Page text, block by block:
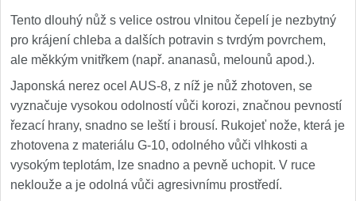
Nože s pevnou čepelí
Outdoorové
Speciální nože
Vrhací nože
Tento dlouhý nůž s velice ostrou vlnitou čepelí je nezbytný
pro krájení chleba a dalších potravin s tvrdým povrchem,
ale měkkým vnitřkem (např. ananasů, melounů apod.).
Japonská nerez ocel AUS-8, z níž je nůž zhotoven, se
vyznačuje vysokou odolností vůči korozi, značnou pevností
řezací hrany, snadno se leští i brousí. Rukojeť nože, která je
zhotovena z materiálu G-10, odolného vůči vlhkosti a
vysokým teplotám, lze snadno a pevně uchopit. V ruce
neklouže a je odolná vůči agresivnímu prostředí.